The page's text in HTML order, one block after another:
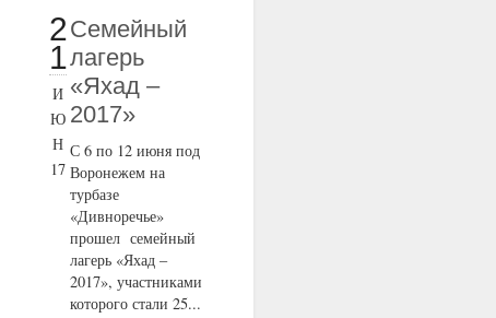
2
1
И
Ю
Н
17
Семейный
лагерь
«Яхад –
2017»
С 6 по 12 июня под
Воронежем на
турбазе
«Дивноречье»
прошел семейный
лагерь «Яхад –
2017», участниками
которого стали 25...